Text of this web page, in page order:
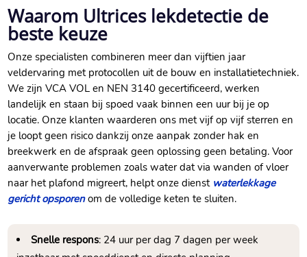
Waarom Ultrices lekdetectie de
beste keuze
Onze specialisten combineren meer dan vijftien jaar
veldervaring met protocollen uit de bouw en installatietechniek.​
We zijn VCA VOL en NEN 3140 gecertificeerd, werken
landelijk en staan bij spoed vaak binnen een uur bij je op
locatie.​ Onze klanten waarderen ons met vijf op vijf sterren en
je loopt geen risico dankzij onze aanpak zonder hak en
breekwerk en de afspraak geen oplossing geen betaling.​ Voor
aanverwante problemen zoals water dat via wanden of vloer
naar het plafond migreert, helpt onze dienst waterlekkage
gericht opsporenom de volledige keten te sluiten.​
Snelle respons: 24 uur per dag 7 dagen per week